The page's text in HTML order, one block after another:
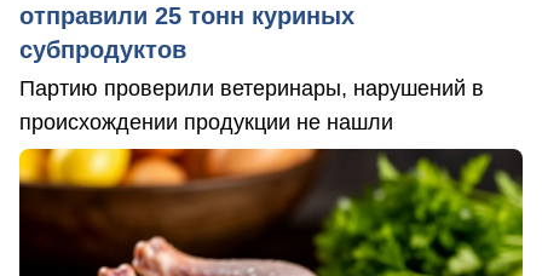
отправили 25 тонн куриных
субпродуктов
Партию проверили ветеринары, нарушений в
происхождении продукции не нашли